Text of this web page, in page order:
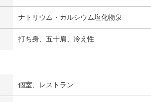
ナトリウム・カルシウム塩化物泉
打ち身、五十肩、冷え性
個室、レストラン